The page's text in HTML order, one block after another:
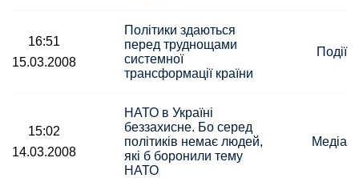
16:51
15.03.2008
Політики здаються
перед труднощами
системної
трансформації країни
Події
15:02
14.03.2008
НАТО в Україні
беззахисне. Бо серед
політиків немає людей,
які б боронили тему
НАТО
Медіа